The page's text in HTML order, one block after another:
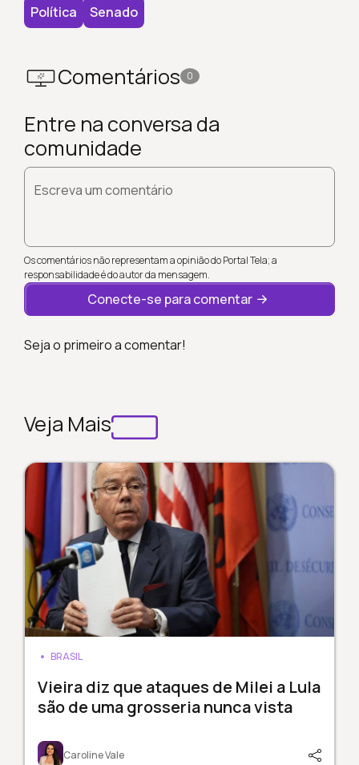
Política
Senado
Comentários 0
Entre na conversa da
comunidade
Escreva um comentário
Os comentários não representam a opinião do Portal Tela; a
responsabilidade é do autor da mensagem.
Conecte-se para comentar
Seja o primeiro a comentar!
Veja Mais
BRASIL
Vieira diz que ataques de Milei a Lula
são de uma grosseria nunca vista
Caroline Vale